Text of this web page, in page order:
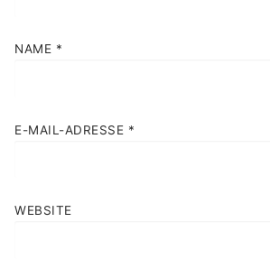
NAME *
E-MAIL-ADRESSE *
WEBSITE